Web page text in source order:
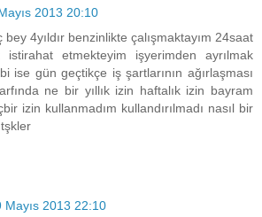
2013 20:10
4yıldır benzinlikte çalışmaktayım 24saat
istirahat etmekteyim işyerimden ayrılmak
ise gün geçtikçe iş şartlarının ağırlaşması
ne bir yıllık izin haftalık izin bayram
izin kullanmadım kullandırılmadı nasıl bir
Mayıs 2013 22:10